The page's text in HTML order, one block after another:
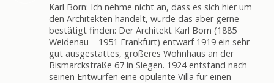
Karl Born: Ich nehme nicht an, dass es sich hier um
den Architekten handelt, würde das aber gerne
bestätigt finden: Der Architekt Karl Born (1885
Weidenau – 1951 Frankfurt) entwarf 1919 ein sehr
gut ausgestattes, größeres Wohnhaus an der
Bismarckstraße 67 in Siegen. 1924 entstand nach
seinen Entwürfen eine opulente Villa für einen